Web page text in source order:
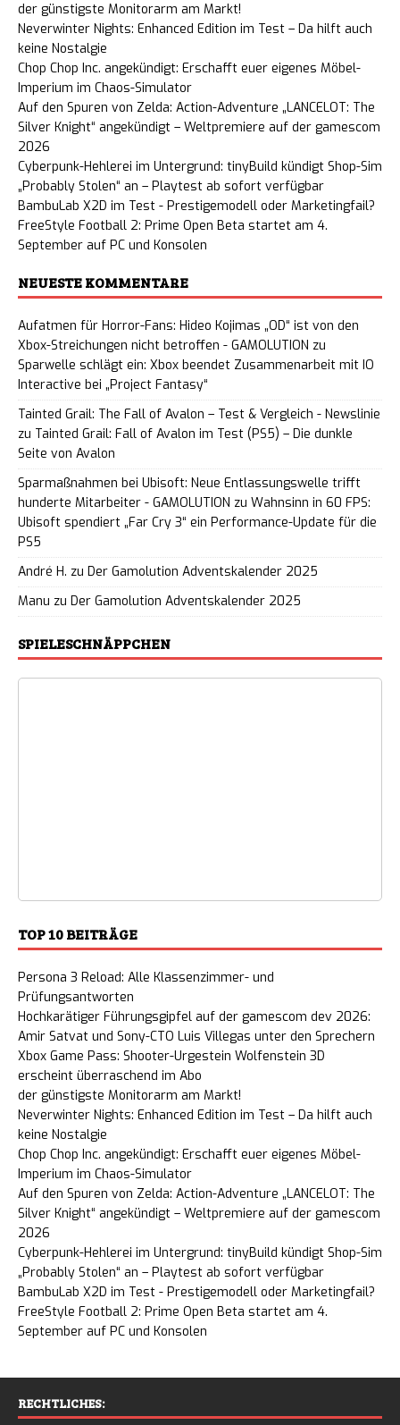
der günstigste Monitorarm am Markt!
Neverwinter Nights: Enhanced Edition im Test – Da hilft auch
keine Nostalgie
Chop Chop Inc. angekündigt: Erschafft euer eigenes Möbel-
Imperium im Chaos-Simulator
Auf den Spuren von Zelda: Action-Adventure „LANCELOT: The
Silver Knight“ angekündigt – Weltpremiere auf der gamescom
2026
Cyberpunk-Hehlerei im Untergrund: tinyBuild kündigt Shop-Sim
„Probably Stolen“ an – Playtest ab sofort verfügbar
BambuLab X2D im Test - Prestigemodell oder Marketingfail?
FreeStyle Football 2: Prime Open Beta startet am 4.
September auf PC und Konsolen
NEUESTE KOMMENTARE
Aufatmen für Horror-Fans: Hideo Kojimas „OD“ ist von den
Xbox-Streichungen nicht betroffen - GAMOLUTION zu
Sparwelle schlägt ein: Xbox beendet Zusammenarbeit mit IO
Interactive bei „Project Fantasy“
Tainted Grail: The Fall of Avalon – Test & Vergleich - Newslinie
zu Tainted Grail: Fall of Avalon im Test (PS5) – Die dunkle
Seite von Avalon
Sparmaßnahmen bei Ubisoft: Neue Entlassungswelle trifft
hunderte Mitarbeiter - GAMOLUTION zu Wahnsinn in 60 FPS:
Ubisoft spendiert „Far Cry 3“ ein Performance-Update für die
PS5
André H. zu Der Gamolution Adventskalender 2025
Manu zu Der Gamolution Adventskalender 2025
SPIELESCHNÄPPCHEN
TOP 10 BEITRÄGE
Persona 3 Reload: Alle Klassenzimmer- und
Prüfungsantworten
Hochkarätiger Führungsgipfel auf der gamescom dev 2026:
Amir Satvat und Sony-CTO Luis Villegas unter den Sprechern
Xbox Game Pass: Shooter-Urgestein Wolfenstein 3D
erscheint überraschend im Abo
der günstigste Monitorarm am Markt!
Neverwinter Nights: Enhanced Edition im Test – Da hilft auch
keine Nostalgie
Chop Chop Inc. angekündigt: Erschafft euer eigenes Möbel-
Imperium im Chaos-Simulator
Auf den Spuren von Zelda: Action-Adventure „LANCELOT: The
Silver Knight“ angekündigt – Weltpremiere auf der gamescom
2026
Cyberpunk-Hehlerei im Untergrund: tinyBuild kündigt Shop-Sim
„Probably Stolen“ an – Playtest ab sofort verfügbar
BambuLab X2D im Test - Prestigemodell oder Marketingfail?
FreeStyle Football 2: Prime Open Beta startet am 4.
September auf PC und Konsolen
RECHTLICHES: